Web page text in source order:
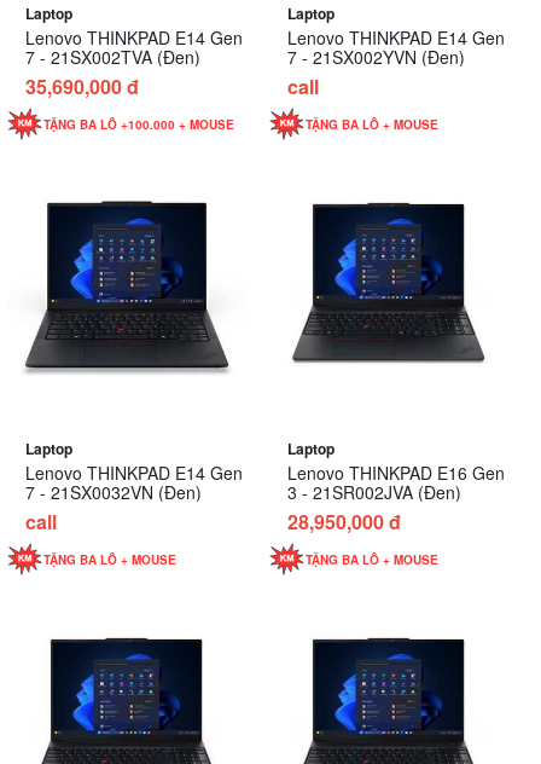
Laptop
Lenovo THINKPAD E14 Gen
7 - 21SX002TVA (Đen)
35,690,000 đ
Laptop
Lenovo THINKPAD E14 Gen
7 - 21SX002YVN (Đen)
call
TẶNG BA LÔ +100.000 + MOUSE
Laptop
Lenovo THINKPAD E14 Gen
7 - 21SX0032VN (Đen)
call
TẶNG BA LÔ + MOUSE
Laptop
Lenovo THINKPAD E16 Gen
3 - 21SR002JVA (Đen)
28,950,000 đ
TẶNG BA LÔ + MOUSE TẶNG BA LÔ + MOUSE